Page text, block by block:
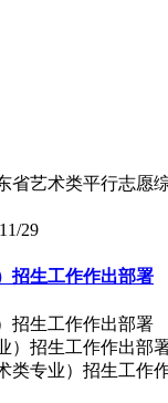
29
招生工作作出部署
招生工作作出部署
类专业）招生工作